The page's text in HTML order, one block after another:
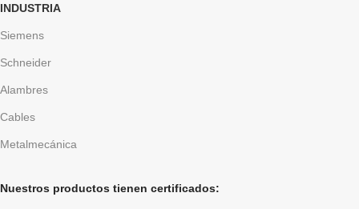
INDUSTRIA
Siemens
Schneider
Alambres
Cables
Metalmecánica
Nuestros productos tienen certificados: